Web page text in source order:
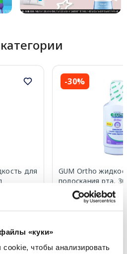
«куки»
чтобы анализировать
для
-30%
GUM Ortho
полоскания рта,
7.69 €
В